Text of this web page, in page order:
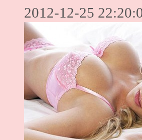
2012-12-25